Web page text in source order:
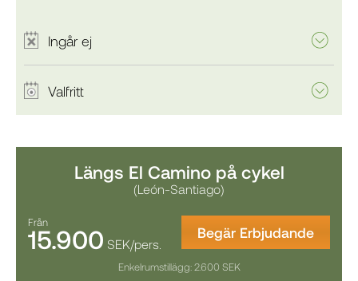
Ingår ej
Valfritt
Längs El Camino på cykel
(León-Santiago)
Från
15.900 SEK/pers.
Begär Erbjudande
Enkelrumstillägg: 2.600 SEK